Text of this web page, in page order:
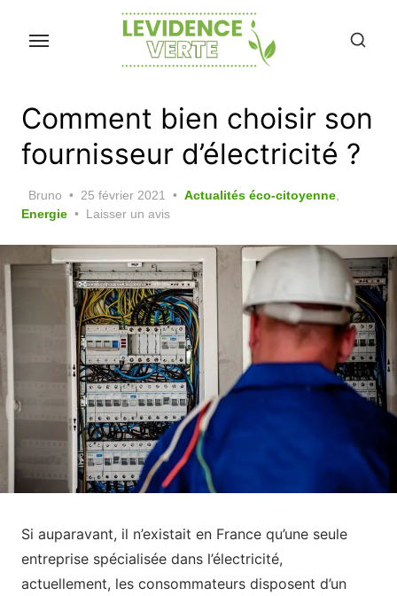
Comment bien choisir son
fournisseur d’électricité ?
Bruno
Posted
on
25 février 2021 Actualités éco-citoyenne
Energie
Laisser un avis
Si auparavant, il n’existait en France qu’une seule
entreprise spécialisée dans l’électricité,
actuellement, les consommateurs disposent d’un